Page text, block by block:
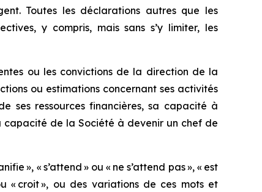
Toutes les déclarations autres que les
y compris, mais sans s’y limiter, les
ou les convictions de la direction de la
ou estimations concernant ses activités
ses ressources financières, sa capacité à
capacité de la Société à devenir un chef de
», « s’attend » ou « ne s’attend pas », « est
ou « croit », ou des variations de ces mots et